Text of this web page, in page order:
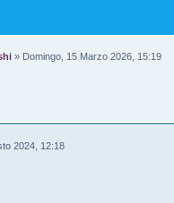
» Domingo, 15 Marzo 2026, 15:19
2024, 12:18